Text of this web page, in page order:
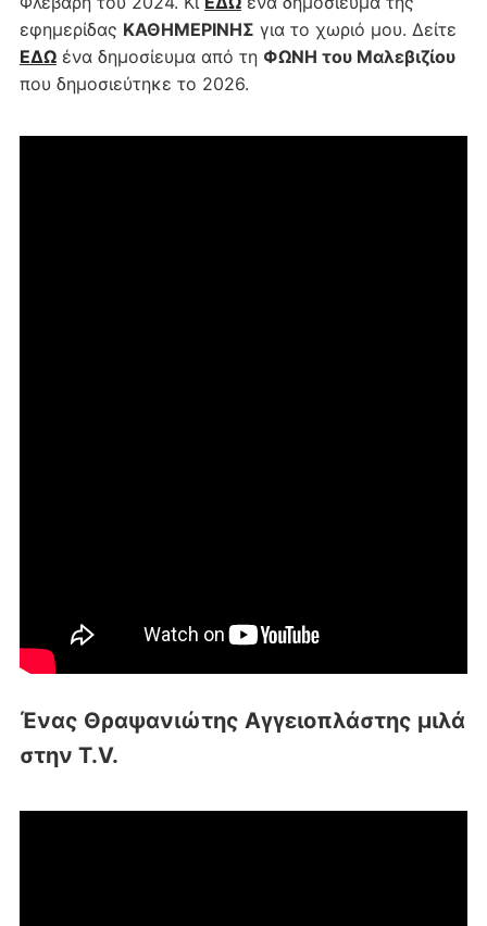
εφημερίδας ΚΑΘΗΜΕΡΙΝΗΣ για το χωριό μου. Δείτε
ΕΔΩένα δημοσίευμα από τη ΦΩΝΗ του Μαλεβιζίου
που δημοσιεύτηκε το 2026.
Ένας Θραψανιώτης Αγγειοπλάστης μιλά
στην T.V.